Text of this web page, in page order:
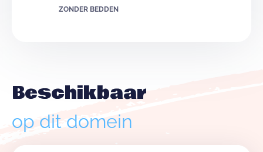
ZONDER BEDDEN
Beschikbaar
op dit domein